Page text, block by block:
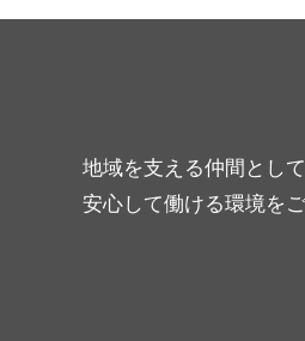
地域を支える仲間とし
安心して働ける環境を